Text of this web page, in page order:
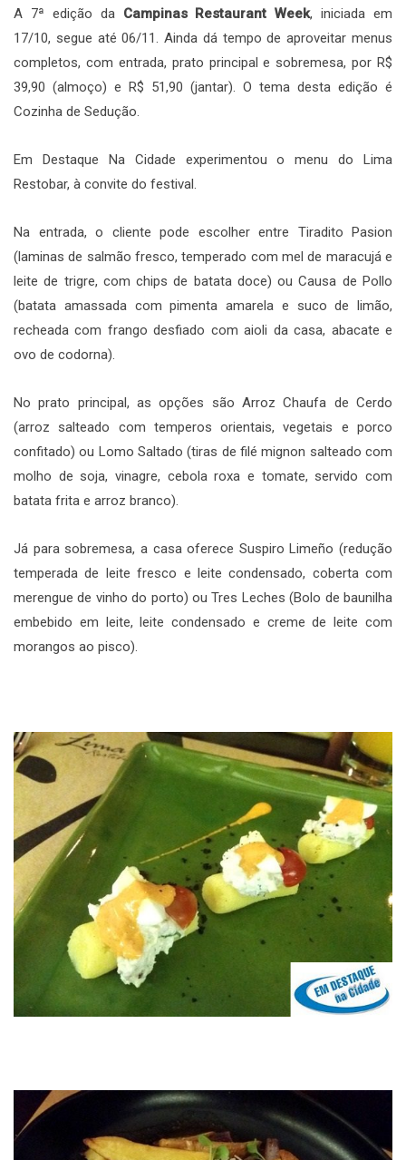
A 7ª edição da Campinas Restaurant Week, iniciada em
17/10, segue até 06/11. Ainda dá tempo de aproveitar menus
completos, com entrada, prato principal e sobremesa, por R$
39,90 (almoço) e R$ 51,90 (jantar). O tema desta edição é
Cozinha de Sedução.
Em Destaque Na Cidade experimentou o menu do Lima
Restobar, à convite do festival.
Na entrada, o cliente pode escolher entre Tiradito Pasion
(laminas de salmão fresco, temperado com mel de maracujá e
leite de trigre, com chips de batata doce) ou Causa de Pollo
(batata amassada com pimenta amarela e suco de limão,
recheada com frango desfiado com aioli da casa, abacate e
ovo de codorna).
No prato principal, as opções são Arroz Chaufa de Cerdo
(arroz salteado com temperos orientais, vegetais e porco
confitado) ou Lomo Saltado (tiras de filé mignon salteado com
molho de soja, vinagre, cebola roxa e tomate, servido com
batata frita e arroz branco).
Já para sobremesa, a casa oferece Suspiro Limeño (redução
temperada de leite fresco e leite condensado, coberta com
merengue de vinho do porto) ou Tres Leches (Bolo de baunilha
embebido em leite, leite condensado e creme de leite com
morangos ao pisco).